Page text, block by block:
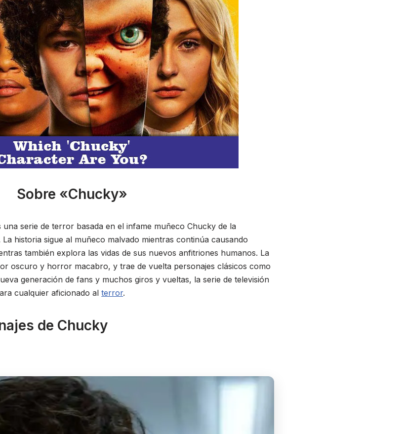
Sobre «Chucky»
una serie de terror basada en el infame muñeco Chucky de la
La historia sigue al muñeco malvado mientras continúa causando
también explora las vidas de sus nuevos anfitriones humanos. La
oscuro y horror macabro, y trae de vuelta personajes clásicos como
generación de fans y muchos giros y vueltas, la serie de televisión
cualquier aficionado alterror.
de Chucky